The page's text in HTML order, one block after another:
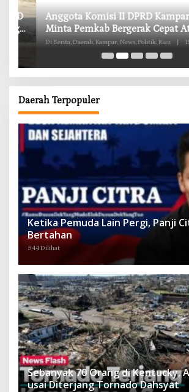
Anggota Komisi II DPRD Kampar
Minta Pemkab Bergerak Cepat Atasi
Kekosongan Obat demi Wujudkan
Di Berita, Daerah, Kampar, News, Politik, Riau | 19 Mei
Daerah Terpopuler
Ketika Pemuda Lain Pergi, Panji
Bertahan
544 Dilihat
Sebanyak 70 Orang di Kentucky,
usai Diterjang Tornado Dahsyat